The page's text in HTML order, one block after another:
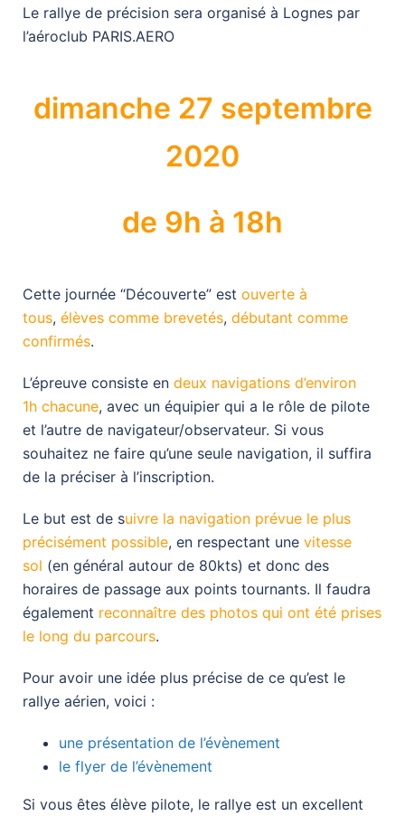
Le rallye de précision sera organisé à Lognes par
l’aéroclub PARIS.AERO
dimanche 27 septembre
2020
de 9h à 18h
Cette journée “Découverte” est ouverte à
tous, élèves comme brevetés, débutant comme
confirmés.
L’épreuve consiste en deux navigations d’environ
1h chacune, avec un équipier qui a le rôle de pilote
et l’autre de navigateur/observateur. Si vous
souhaitez ne faire qu’une seule navigation, il suffira
de la préciser à l’inscription.
Le but est de suivre la navigation prévue le plus
précisément possible, en respectant une vitesse
sol (en général autour de 80kts) et donc des
horaires de passage aux points tournants. Il faudra
également reconnaître des photos qui ont été prises
le long du parcours.
Pour avoir une idée plus précise de ce qu’est le
rallye aérien, voici :
une présentation de l’évènement
le flyer de l’évènement
Si vous êtes élève pilote, le rallye est un excellent